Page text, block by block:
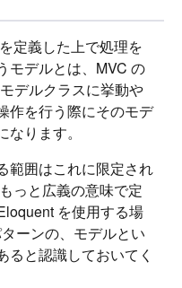
定義した上で処理を
モデルとは、MVC の
デルクラスに挙動や
作を行う際にそのモデ
ります。
範囲はこれに限定され
っと広義の意味で定
を使用する場
ーンの、モデルとい
ると認識しておいてく